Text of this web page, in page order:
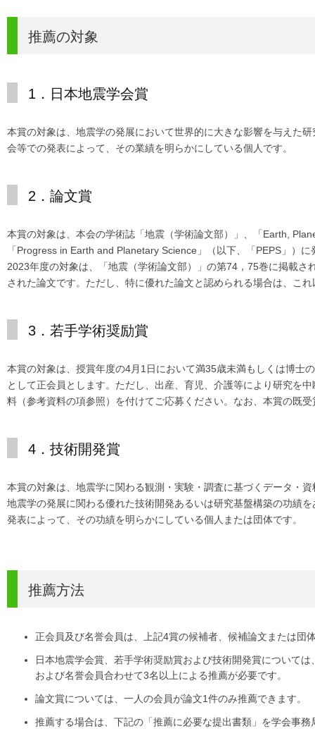
推薦の対象
1．日本地震学会賞
本賞の対象は、地震学の発展において世界的に大きな影響を与えた
会等での発表によって、その業績を明らかにしている個人です。
2．論文賞
本賞の対象は、本会の学術誌「地震（学術論文部）」、「Earth,
「Progress in Earth and Planetary Science」（以下、「PEPS」）
2023年度の対象は、「地震（学術論文部）」の第74，75巻に掲載
された論文です。ただし、特に優れた論文と認められる場合は、こ
3．若手学術奨励賞
本賞の対象は、授賞年度の4月1日において満35歳未満もしくは博士
として正会員とします。ただし、出産、育児、介護等により研究を
料（参考資料の項参照）を付けてご応募ください。なお、本賞の既
4．技術開発賞
本賞の対象は、地震学に関わる観測・実験・調査に基づくデータ・
地震学の発展に関わる優れた技術開発あるいは研究基盤構築の功績
発表によって、その功績を明らかにしている個人または団体です。
推薦方法
正会員及び名誉会員は、上記4賞の候補者、候補論文または団
日本地震学会賞、若手学術奨励賞および技術開発賞について
および名誉会員合わせて3名以上による推薦が必要です。
論文賞については、一人の会員が論文1件のみ推薦できます。
推薦する場合は、下記の「推薦に必要な提出書類」を学会事務